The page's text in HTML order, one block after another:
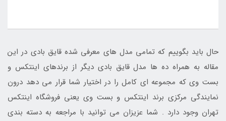
حال باید بگوییم که تمامی مدل های معرفی شده قایق بادی در این
مقاله به همراه ده ها مدل قایق بادی دیگر از برندهای اینتکس و
بست وی که مجموعه ای کامل را در اختیار شما قرار می دهد درون
نمایندگی مرکزی برند اینتکس و بست وی یعنی فروشگاه اینتکس
تهران وجود دارد . شما عزیزان می توانید با مراجعه به دسته بندی